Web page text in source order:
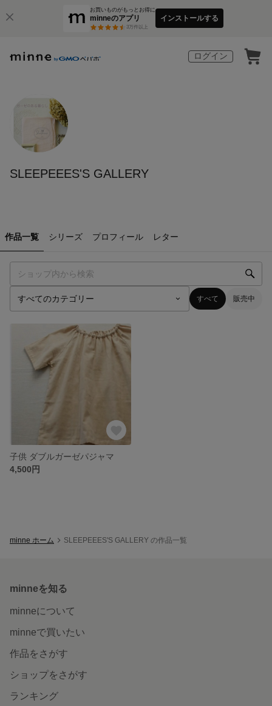
お買いものがもっとお得に
minneのアプリ
3万件以上
インストールする
ログイン
SLEEPEEES'S GALLERY
作品一覧 シリーズ プロフィール レター
すべて 販売中
子供 ダブルガーゼパジャマ
4,500円
minne ホーム SLEEPEEES'S GALLERY の作品一覧
minneを知る
minneについて
minneで買いたい
作品をさがす
ショップをさがす
ランキング